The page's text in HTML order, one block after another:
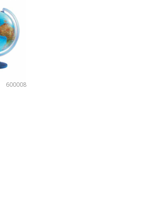
600008